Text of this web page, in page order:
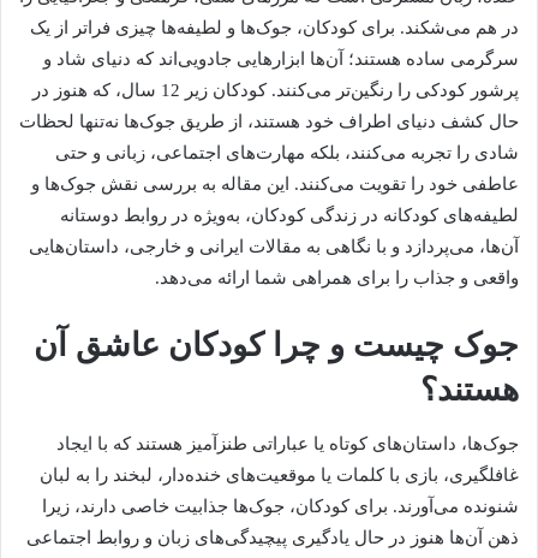
در هم می‌شکند. برای کودکان، جوک‌ها و لطیفه‌ها چیزی فراتر از یک
سرگرمی ساده هستند؛ آن‌ها ابزارهایی جادویی‌اند که دنیای شاد و
پرشور کودکی را رنگین‌تر می‌کنند. کودکان زیر 12 سال، که هنوز در
حال کشف دنیای اطراف خود هستند، از طریق جوک‌ها نه‌تنها لحظات
شادی را تجربه می‌کنند، بلکه مهارت‌های اجتماعی، زبانی و حتی
عاطفی خود را تقویت می‌کنند. این مقاله به بررسی نقش جوک‌ها و
لطیفه‌های کودکانه در زندگی کودکان، به‌ویژه در روابط دوستانه
آن‌ها، می‌پردازد و با نگاهی به مقالات ایرانی و خارجی، داستان‌هایی
واقعی و جذاب را برای همراهی شما ارائه می‌دهد.
جوک چیست و چرا کودکان عاشق آن
هستند؟
جوک‌ها، داستان‌های کوتاه یا عباراتی طنزآمیز هستند که با ایجاد
غافلگیری، بازی با کلمات یا موقعیت‌های خنده‌دار، لبخند را به لبان
شنونده می‌آورند. برای کودکان، جوک‌ها جذابیت خاصی دارند، زیرا
ذهن آن‌ها هنوز در حال یادگیری پیچیدگی‌های زبان و روابط اجتماعی